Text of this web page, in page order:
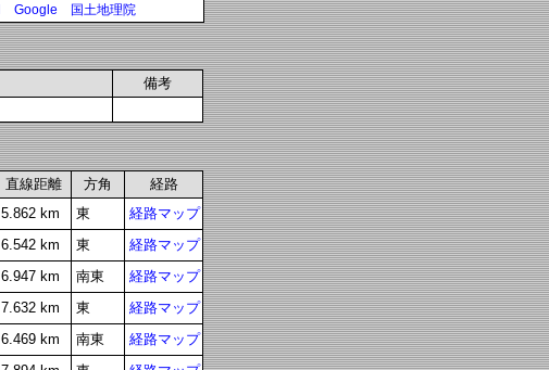
Google 国土地理院
備考
直線距離 方角
経路
5.862 km 東
経路マップ
6.542 km 東
経路マップ
6.947 km 南東
経路マップ
7.632 km 東
経路マップ
6.469 km 南東
経路マップ